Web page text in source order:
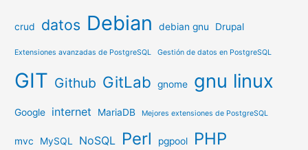
crud datos Debian debian gnu Drupal
Extensiones avanzadas de PostgreSQL Gestión de datos en PostgreSQL
GIT Github GitLab gnome gnu linux
Google internet MariaDB Mejores extensiones de PostgreSQL
mvc MySQL NoSQL Perl pgpool PHP